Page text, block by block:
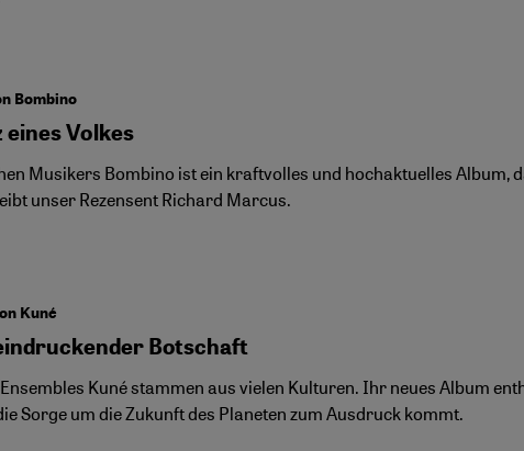
Bombino
Volkes
Musikers Bombino ist ein kraftvolles und hochaktuelles Album,
unser Rezensent Richard Marcus.
Kuné
Botschaft
Kuné stammen aus vielen Kulturen. Ihr neues Album
Sorge um die Zukunft des Planeten zum Ausdruck kommt.